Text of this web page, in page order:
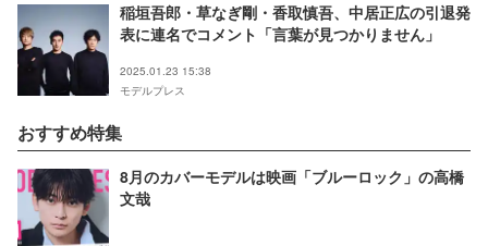
稲垣吾郎・草なぎ剛・香取慎吾、中居正広の引退発
表に連名でコメント「言葉が見つかりません」
2025.01.23 15:38
モデルプレス
おすすめ特集
8月のカバーモデルは映画「ブルーロック」の高橋
文哉